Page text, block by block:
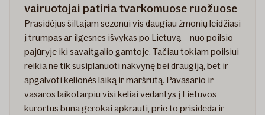
vairuotojai patiria tvarkomuose ruožuose
Prasidėjus šiltajam sezonui vis daugiau žmonių leidžiasi
į trumpas ar ilgesnes išvykas po Lietuvą – nuo poilsio
pajūryje iki savaitgalio gamtoje. Tačiau tokiam poilsiui
reikia ne tik susiplanuoti nakvynę bei draugiją, bet ir
apgalvoti kelionės laiką ir maršrutą. Pavasario ir
vasaros laikotarpiu visi keliai vedantys į Lietuvos
kurortus būna gerokai apkrauti, prie to prisideda ir